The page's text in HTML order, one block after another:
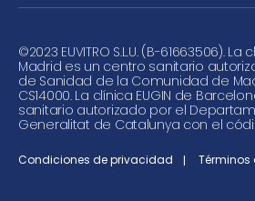
©2023 EUVITRO S.L.U. (B-61663506). La
Madrid es un centro sanitario
de Sanidad de la Comunidad de
CS14000. La clínica EUGIN de
sanitario autorizado por el
Generalitat de Catalunya con el
Condiciones de privacidad Términos